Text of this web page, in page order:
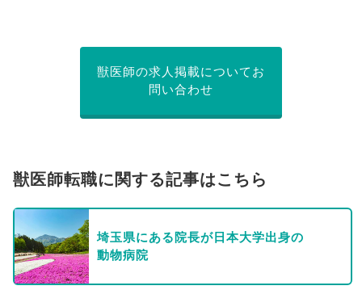
獣医師の求人掲載についてお
問い合わせ
獣医師転職に関する記事はこちら
埼玉県にある院長が日本大学出身の
動物病院